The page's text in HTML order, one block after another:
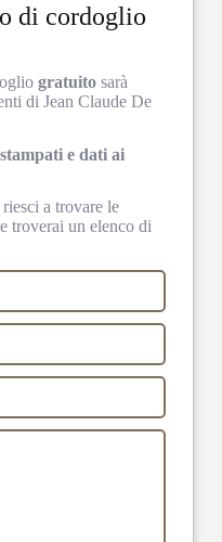
di cordoglio
gratuito sarà
di Jean Claude De
e dati ai
a trovare le
e troverai un elenco di